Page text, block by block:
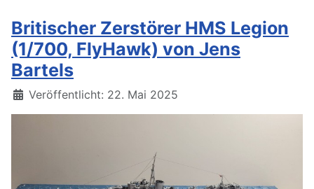
Britischer Zerstörer HMS Legion
(1/700, FlyHawk) von Jens
Bartels
Details
Veröffentlicht: 22. Mai 2025